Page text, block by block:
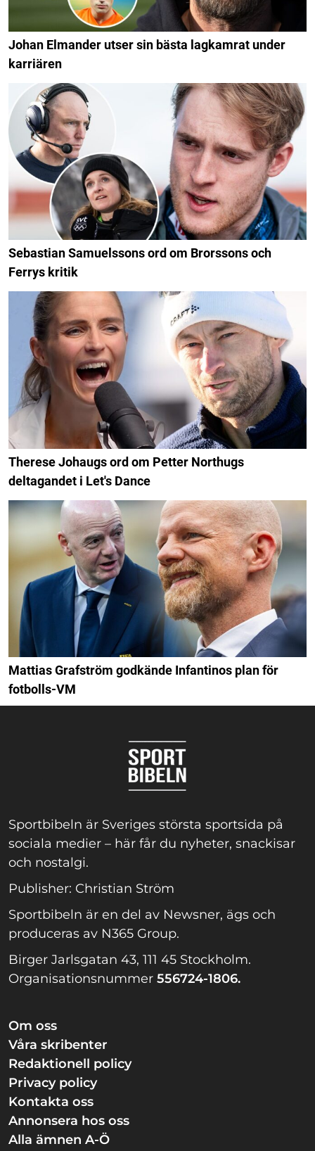
Johan Elmander utser sin bästa lagkamrat under
karriären
Sebastian Samuelssons ord om Brorssons och
Ferrys kritik
Therese Johaugs ord om Petter Northugs
deltagandet i Let's Dance
Mattias Grafström godkände Infantinos plan för
fotbolls-VM
Sportbibeln är Sveriges största sportsida på
sociala medier – här får du nyheter, snackisar
och nostalgi.
Publisher: Christian Ström
Sportbibeln är en del av Newsner, ägs och
produceras av N365 Group.
Birger Jarlsgatan 43, 111 45 Stockholm.
Organisationsnummer 556724-1806.
Om oss
Våra skribenter
Redaktionell policy
Privacy policy
Kontakta oss
Annonsera hos oss
Alla ämnen A-Ö